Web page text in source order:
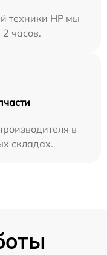
техники HP мы
часов.
в
складах.